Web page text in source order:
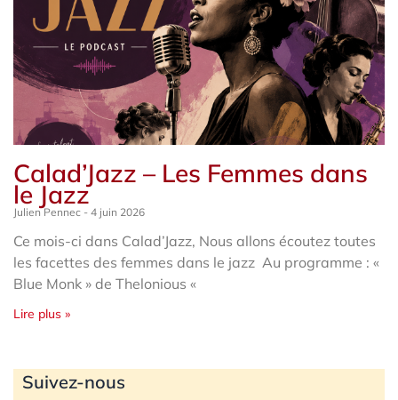
Calad’Jazz – Les Femmes dans
le Jazz
Julien Pennec 4 juin 2026
Ce mois-ci dans Calad’Jazz, Nous allons écoutez toutes
les facettes des femmes dans le jazz Au programme : «
Blue Monk » de Thelonious «
Lire plus »
Suivez-nous
Archives